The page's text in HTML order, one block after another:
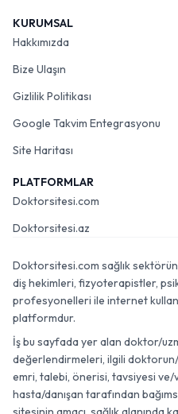
KURUMSAL
Hakkımızda
Bize Ulaşın
Gizlilik Politikası
Google Takvim Entegrasyonu
Site Haritası
PLATFORMLAR
Doktorsitesi.com
Doktorsitesi.az
Doktorsitesi.com sağlık
diş hekimleri, fizyoterapistler,
profesyonelleri ile internet
platformdur.
İş bu sayfada yer alan doktor/
değerlendirmeleri, ilgili
emri, talebi, önerisi, tavsiyesi ve/
hasta/danışan tarafından